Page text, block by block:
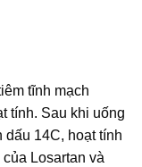
tĩnh mạch
tính. Sau khi uống
dấu 14C, hoạt tính
Losartan và